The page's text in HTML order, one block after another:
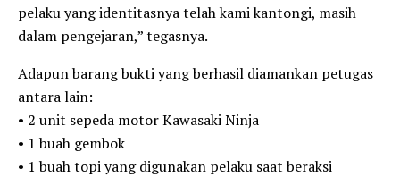
pelaku yang identitasnya telah kami kantongi, masih
dalam pengejaran,” tegasnya.
Adapun barang bukti yang berhasil diamankan petugas
antara lain:
• 2 unit sepeda motor Kawasaki Ninja
• 1 buah gembok
• 1 buah topi yang digunakan pelaku saat beraksi